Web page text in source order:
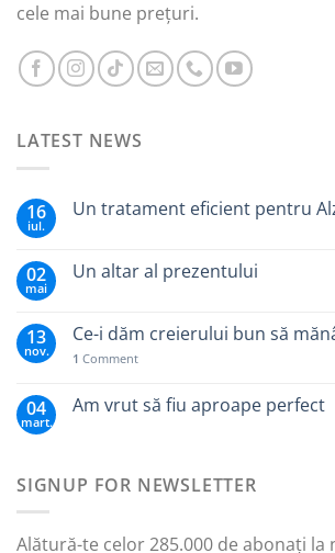
cele mai bune prețuri.
LATEST NEWS
16
iul.
Un tratament eficient pentru
02
mai
Un altar al prezentului
13
nov.
Ce-i dăm creierului bun să
1 Comment
04
mart.
Am vrut să fiu aproape perfect
SIGNUP FOR NEWSLETTER
Alătură-te celor 285.000 de abonați la